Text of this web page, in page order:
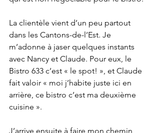
La clientèle vient d’un peu partout
dans les Cantons-de-l’Est. Je
m’adonne à jaser quelques instants
avec Nancy et Claude. Pour eux, le
Bistro 633 c’est « le spot! », et Claude
fait valoir « moi j’habite juste ici en
arrière, ce bistro c’est ma deuxième
cuisine ».
J’arrive ensuite à faire mon chemin